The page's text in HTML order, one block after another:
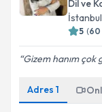
Dil ve
İstanbul
5 (60
Gizem hanım çok
Adres 1